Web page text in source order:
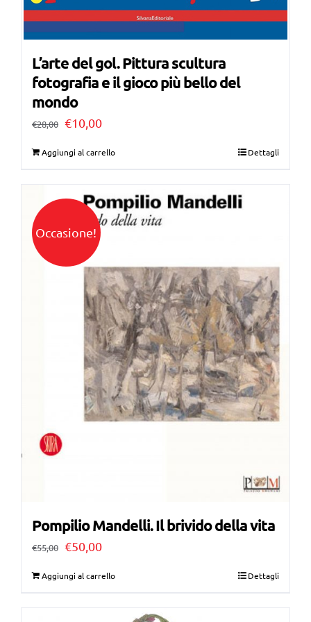
L’arte del gol. Pittura scultura
fotografia e il gioco più bello del
mondo
€28,00 Il
€28,00.
€10,00Il
€10,00.
Aggiungi al carrello Dettagli
Occasione!
Pompilio Mandelli. Il brivido della vita
€55,00 Il
€50,00Il
Aggiungi al carrello Dettagli